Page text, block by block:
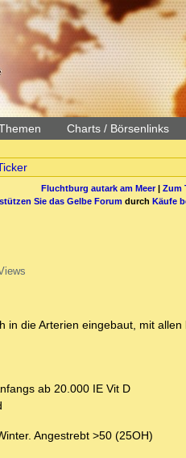
Charts / Börsenlinks
Fluchtburg autark am Meer| Zum
Sie das Gelbe Forum durch Käufe
in die Arterien eingebaut, mit
ab 20.000 IE Vit D
Angestrebt >50 (25OH)